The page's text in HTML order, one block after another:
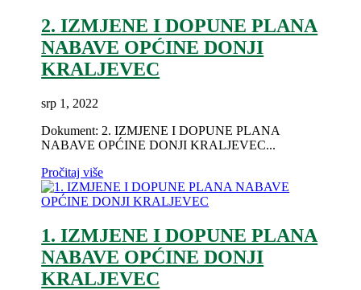
2. IZMJENE I DOPUNE PLANA
NABAVE OPĆINE DONJI
KRALJEVEC
srp 1, 2022
Dokument: 2. IZMJENE I DOPUNE PLANA
NABAVE OPĆINE DONJI KRALJEVEC...
Pročitaj više
1. IZMJENE I DOPUNE PLANA
NABAVE OPĆINE DONJI
KRALJEVEC